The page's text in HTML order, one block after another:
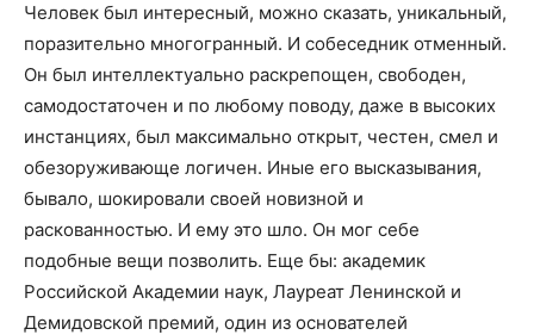
Человек был интересный, можно сказать, уникальный,
поразительно многогранный. И собеседник отменный.
Он был интеллектуально раскрепощен, свободен,
самодостаточен и по любому поводу, даже в высоких
инстанциях, был максимально открыт, честен, смел и
обезоруживающе логичен. Иные его высказывания,
бывало, шокировали своей новизной и
раскованностью. И ему это шло. Он мог себе
подобные вещи позволить. Еще бы: академик
Российской Академии наук, Лауреат Ленинской и
Демидовской премий, один из основателей